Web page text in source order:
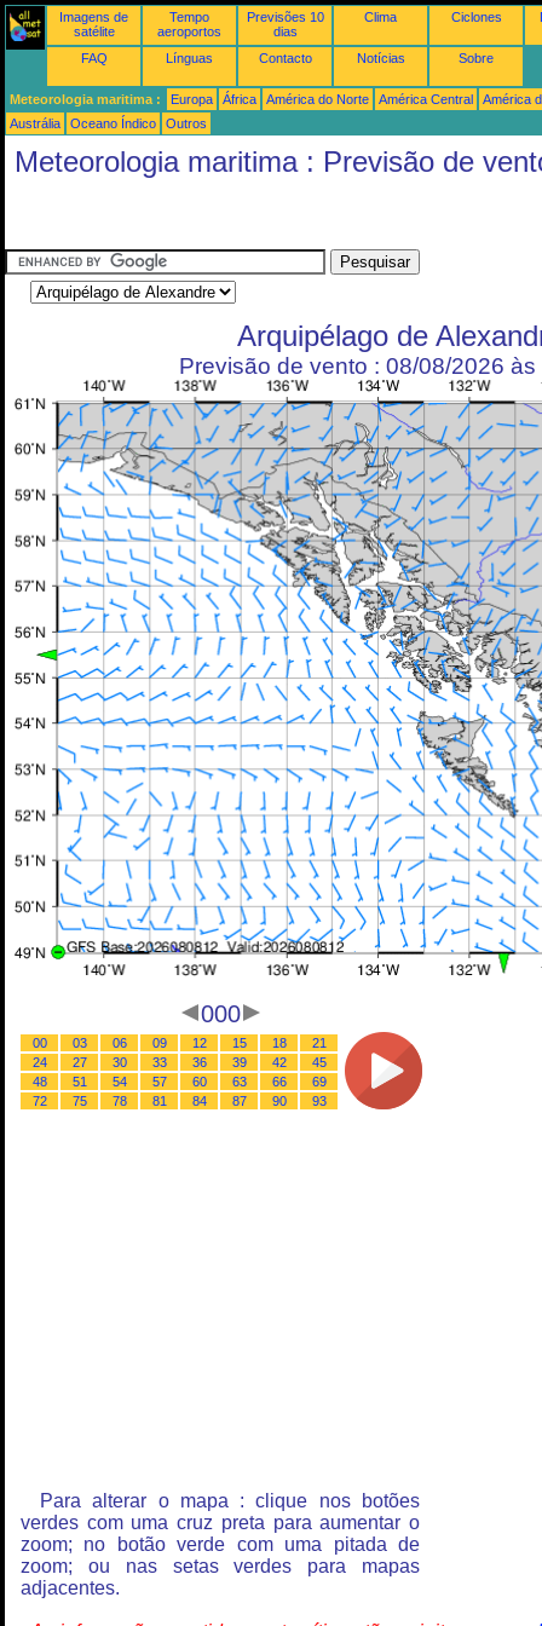
Imagens de
satélite
Tempo
aeroportos
Previsões 10
dias
Clima Ciclones
FAQ Línguas Contacto Notícias Sobre
Meteorologia maritima : Europa África América do Norte América Central
América
Austrália
Oceano Índico Outros
Meteorologia maritima : Previsão de
Arquipélago de
Previsão de vento : 08/08/2026 às
000
00 03 06 09 12 15 18
21
24
27 30 33 36 39 42
45
48
51 54 57 60 63 66
69
72
75 78 81 84 87 90 93
Para alterar o mapa : clique nos botões
verdes com uma cruz preta para aumentar o
zoom; no botão verde com uma pitada de
zoom; ou nas setas verdes para mapas
adjacentes.